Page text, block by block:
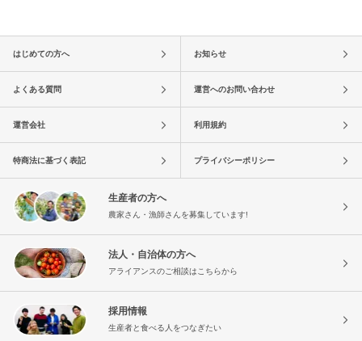
はじめての方へ お知らせ
よくある質問 運営へのお問い合わせ
運営会社 利用規約
特商法に基づく表記 プライバシーポリシー
生産者の方へ
農家さん・漁師さんを募集しています!
法人・自治体の方へ
アライアンスのご相談はこちらから
採用情報
生産者と食べる人をつなぎたい